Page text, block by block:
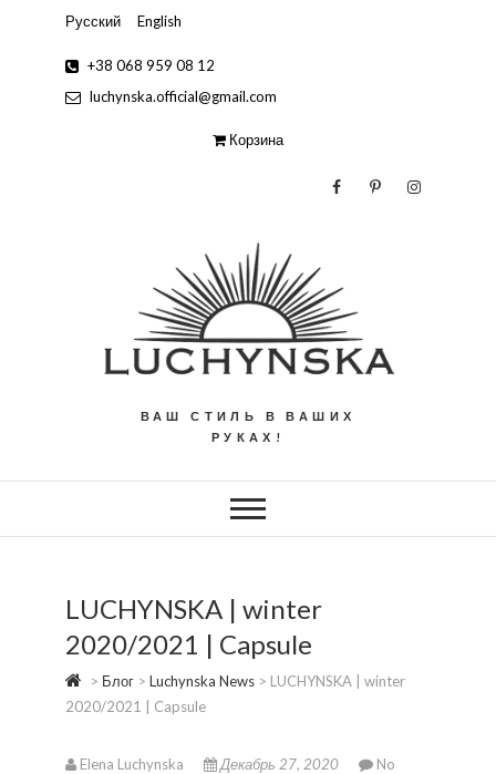
Русский English
+38 068 959 08 12
luchynska.official@gmail.com
Корзина
ВАШ СТИЛЬ В ВАШИХ
РУКАХ!
LUCHYNSKA | winter
2020/2021 | Capsule
> Блог > Luchynska News > LUCHYNSKA | winter
2020/2021 | Capsule
Elena Luchynska Декабрь 27, 2020
No